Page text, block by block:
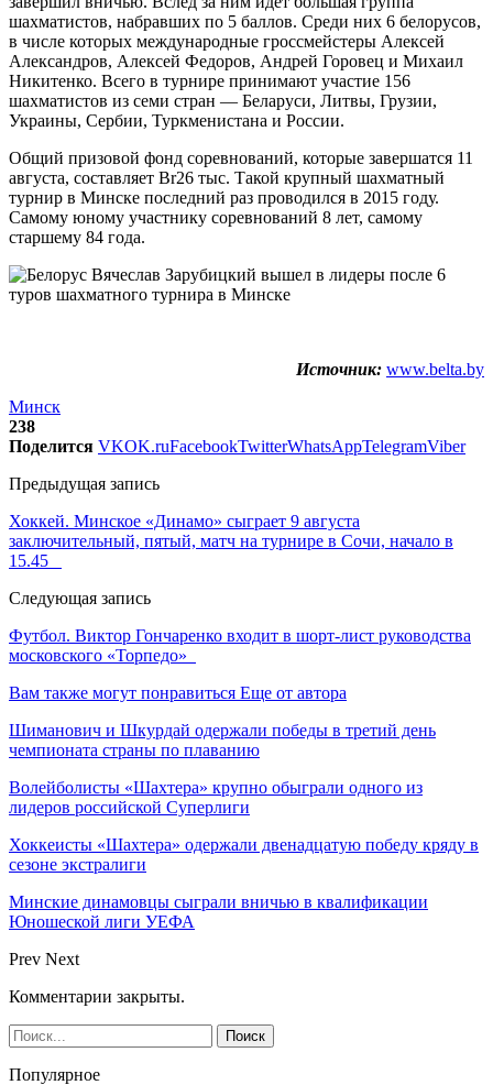
шахматистов, набравших по 5 баллов. Среди них 6 белорусов,
в числе которых международные гроссмейстеры Алексей
Александров, Алексей Федоров, Андрей Горовец и Михаил
Никитенко. Всего в турнире принимают участие 156
шахматистов из семи стран — Беларуси, Литвы, Грузии,
Украины, Сербии, Туркменистана и России.
Общий призовой фонд соревнований, которые завершатся 11
августа, составляет Br26 тыс. Такой крупный шахматный
турнир в Минске последний раз проводился в 2015 году.
Самому юному участнику соревнований 8 лет, самому
старшему 84 года.
Источник: www.belta.by
Минск
238
Поделится VKOK.ruFacebookTwitterWhatsAppTelegramViber
Предыдущая запись
Хоккей. Минское «Динамо» сыграет 9 августа
заключительный, пятый, матч на турнире в Сочи, начало в
15.45
Следующая запись
Футбол. Виктор Гончаренко входит в шорт-лист руководства
московского «Торпедо»
Вам также могут понравиться Еще от автора
Шиманович и Шкурдай одержали победы в третий день
чемпионата страны по плаванию
Волейболисты «Шахтера» крупно обыграли одного из
лидеров российской Суперлиги
Хоккеисты «Шахтера» одержали двенадцатую победу кряду в
сезоне экстралиги
Минские динамовцы сыграли вничью в квалификации
Юношеской лиги УЕФА
Prev Next
Комментарии закрыты.
Популярное